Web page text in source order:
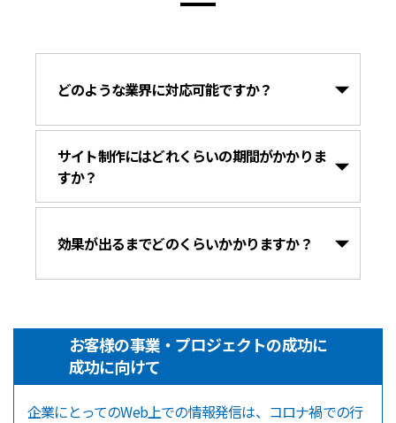
どのような業界に対応可能ですか？
サイト制作にはどれくらいの期間がかかりま
すか？
効果が出るまでどのくらいかかりますか？
お客様の事業・プロジェクトの成功に
成功に向けて
企業にとってのWeb上での情報発信は、コロナ禍での行